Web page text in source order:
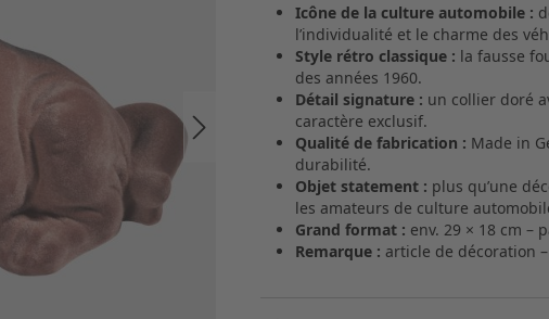
Icône de la culture automobile :
l’individualité et le charme des
Style rétro classique : la fausse
des années 1960.
Détail signature : un collier doré
caractère exclusif.
Qualité de fabrication : Made in
durabilité.
Objet statement : plus qu’une
les amateurs de culture
Grand format : env. 29 × 18 cm –
Remarque : article de décoration